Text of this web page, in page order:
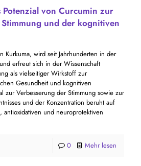
Potenzial von Curcumin zur
und der kognitiven
Kurkuma, wird seit Jahrhunderten in der
erfreut sich in der Wissenschaft
als vielseitiger Wirkstoff zur
Gesundheit und kognitiven
zur Verbesserung der Stimmung sowie zur
und der Konzentration beruht auf
antioxidativen und neuroprotektiven
0 Mehr lesen